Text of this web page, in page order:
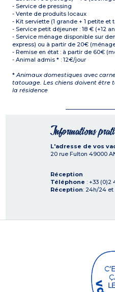
- Service de pressing
- Vente de produits locaux
- Kit serviette (1 grande + 1 petite et
- Service petit déjeuner : 18 € (+12
- Service ménage disponible sur
express) ou à partir de 20€
- Remise en état : à partir de 60€
- Animal admis * : 12€/jour
*Animaux domestiques avec
tatouage. Les chiens doivent être
la résidence
Informations
L'adresse de vos
20 rue Fulton 49000
Réception
Téléphone : +33 (0)2
Réception: 24h/24 et